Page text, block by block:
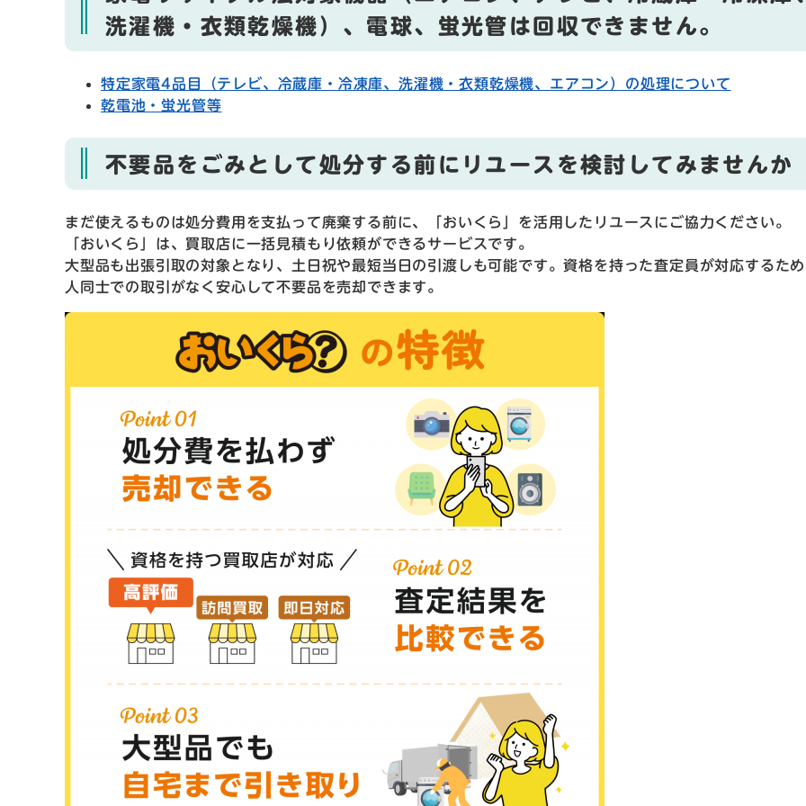
洗濯機・衣類乾燥機）、電球、蛍光管は回収できません。
特定家電4品目（テレビ、冷蔵庫・冷凍庫、洗濯機・衣類乾燥機、エアコン）の処理について
乾電池・蛍光管等
不要品をごみとして処分する前にリユースを検討してみませんか​
まだ使えるものは処分費用を支払って廃棄する前に、「おいくら」を活用したリユースにご協力ください。
「おいくら」は、買取店に一括見積もり依頼ができるサービスです。
大型品も出張引取の対象となり、土日祝や最短当日の引渡しも可能です。資格を持った査定員が対応するた
人同士での取引がなく安心して不要品を売却できます。